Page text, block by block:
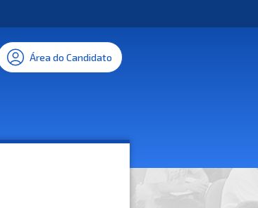
Área do Candidato